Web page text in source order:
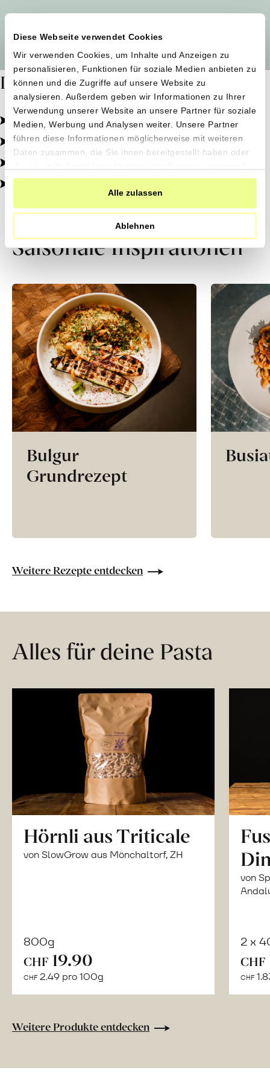
Diese Webseite verwendet Cookies
Wir verwenden Cookies, um Inhalte und Anzeigen zu
personalisieren, Funktionen für soziale Medien anbieten zu
können und die Zugriffe auf unsere Website zu
analysieren. Außerdem geben wir Informationen zu Ihrer
Verwendung unserer Website an unsere Partner für soziale
Medien, Werbung und Analysen weiter. Unsere Partner
führen diese Informationen möglicherweise mit weiteren
Daten zusammen, die Sie ihnen bereitgestellt haben oder
haben.
Alle zulassen
Ablehnen
Dafür stehen wir
Pestizidfrei angebaut, schonend verarbeitet.
Natürliche Zutaten, echter Geschmack.
Von kleinen Höfen, direkt zu dir.
100% transparent, 0% Zusatzstoffe.
Saisonale Inspirationen
Bulgur
Grundrezept
Weitere Rezepte entdecken
Alles für deine Pasta
Hörnli aus Triticale
von SlowGrow aus Mönchaltorf, ZH
800g
CHF 19.90
CHF 2.49 pro 100g
von
2 x
CHF
CHF
Weitere Produkte entdecken